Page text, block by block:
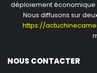
déploiement
Nous diffusons sur
https://
NOUS CONTACTER